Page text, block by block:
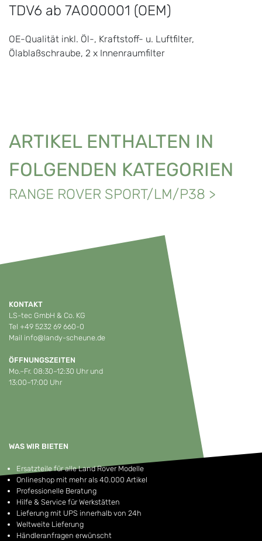
TDV6 ab 7A000001 (OEM)
OE-Qualität inkl. Öl-, Kraftstoff- u. Luftfilter,
Ölablaßschraube, 2 x Innenraumfilter
ARTIKEL ENTHALTEN IN
FOLGENDEN KATEGORIEN
RANGE ROVER SPORT/LM/P38 >
KONTAKT
LS-tec GmbH & Co. KG
Tel +49 5232 69 660-0
Mail info@landy-scheune.de
ÖFFNUNGSZEITEN
Mo.–Fr. 08:30–12:30 Uhr und
13:00–17:00 Uhr
WAS WIR BIETEN
Ersatzteile für alle Land Rover Modelle
Onlineshop mit mehr als 40.000 Artikel
Professionelle Beratung
Hilfe & Service für Werkstätten
Lieferung mit UPS innerhalb von 24h
Weltweite Lieferung
Händleranfragen erwünscht